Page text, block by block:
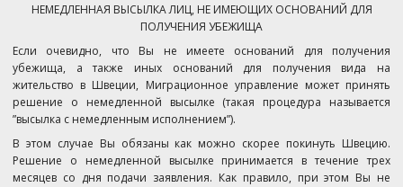
НЕМЕДЛЕННАЯ ВЫСЫЛКА ЛИЦ, НЕ ИМЕЮЩИХ ОСНОВАНИЙ ДЛЯ
ПОЛУЧЕНИЯ УБЕЖИЩА
Если очевидно, что Вы не имеете оснований для получения
убежища, а также иных оснований для получения вида на
жительство в Швеции, Миграционное управление может принять
решение о немедленной высылке (такая процедура называется
”высылка с немедленным исполнением”).
В этом случае Вы обязаны как можно скорее покинуть Швецию.
Решение о немедленной высылке принимается в течение трех
месяцев со дня подачи заявления. Как правило, при этом Вы не